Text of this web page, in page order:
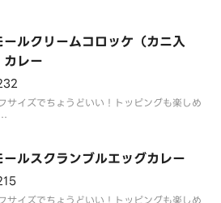
ールクリームコロッケ（カニ入
カレー
サイズでちょうどいい！トッピングも楽しめ
ールスクランブルエッグカレー